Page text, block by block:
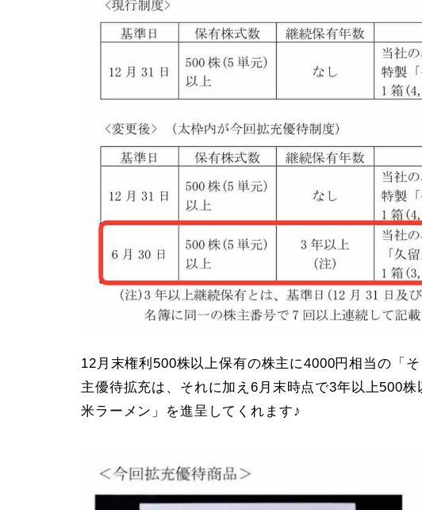
12月末権利500株以上保有の株主に4000円相当の「
主優待拡充は、それに加え6月末時点で3年以上500
米ラーメン」を進呈してくれます♪